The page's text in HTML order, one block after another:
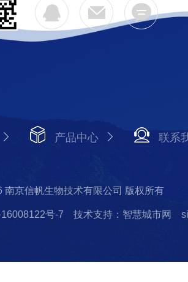
产品中心 联系
南京信帆生物技术有限公司 版权所有
号-7 技术支持：智慧城市网